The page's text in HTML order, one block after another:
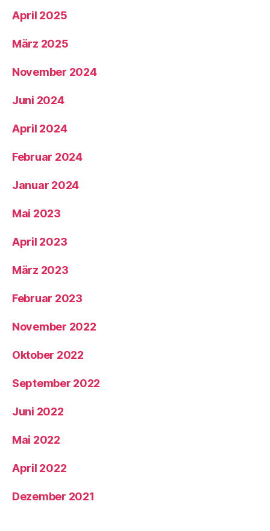
April 2025
März 2025
November 2024
Juni 2024
April 2024
Februar 2024
Januar 2024
Mai 2023
April 2023
März 2023
Februar 2023
November 2022
Oktober 2022
September 2022
Juni 2022
Mai 2022
April 2022
Dezember 2021